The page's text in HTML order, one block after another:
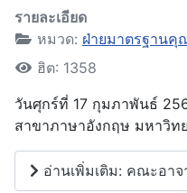
รายละเอียด
หมวด: ฝ่ายมาตรฐานคุ
ฮิต: 1358
วันศุกร์ที่ 17 กุมภาพันธ์
สาขาภาษาอังกฤษ มหาวิ
อ่านเพิ่มเติม: คณะอา